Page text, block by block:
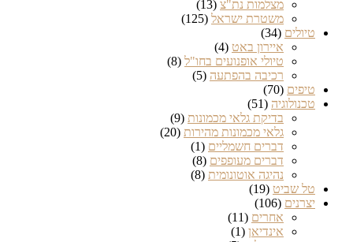
מצלמות נת"צ (13)
משטרת ישראל (125)
טיולים (34)
איירון באט (4)
טיולי אופנועים בחו"ל (8)
רכיבה בהפתעה (5)
טיפים (70)
טכנולוגיה (51)
בדיקת גלאי מכמונות (9)
גלאי מכמונות מהירות (20)
דברים חשמליים (1)
דברים מעופפים (8)
נהיגה אוטונומית (8)
טל שביט (19)
יצרנים (106)
אחרים (11)
אינדיאן (1)